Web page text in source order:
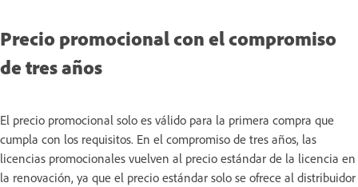
Precio promocional con el compromiso
de tres años
El precio promocional solo es válido para la primera compra que
cumpla con los requisitos. En el compromiso de tres años, las
licencias promocionales vuelven al precio estándar de la licencia en
la renovación, ya que el precio estándar solo se ofrece al distribuidor